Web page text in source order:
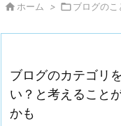
 ホーム > ブログのこ
ブログのカテゴリ
い？と考えること
かも